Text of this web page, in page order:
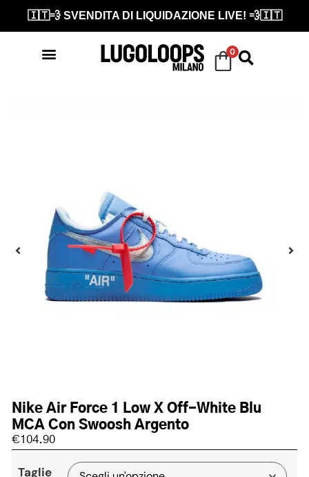
🇮🇹💨 SVENDITA DI LIQUIDAZIONE LIVE! 💨🇮🇹
0
Nike Air Force 1 Low X Off-White Blu
MCA Con Swoosh Argento
€104.90
Taglie